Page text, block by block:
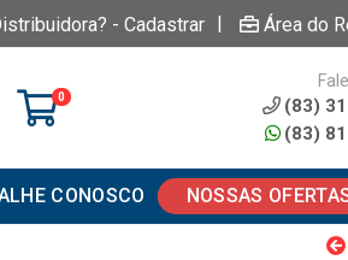
- Cadastrar | Área do
0
(83)
(83)
CONOSCO NOSSAS